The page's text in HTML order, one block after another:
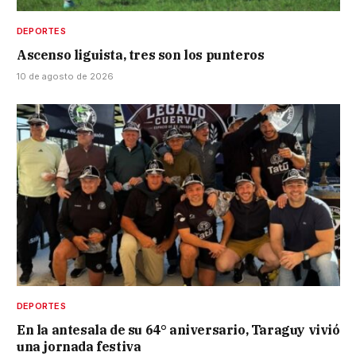
DEPORTES
Ascenso liguista, tres son los punteros
10 de agosto de 2026
DEPORTES
En la antesala de su 64° aniversario, Taraguy vivió
una jornada festiva